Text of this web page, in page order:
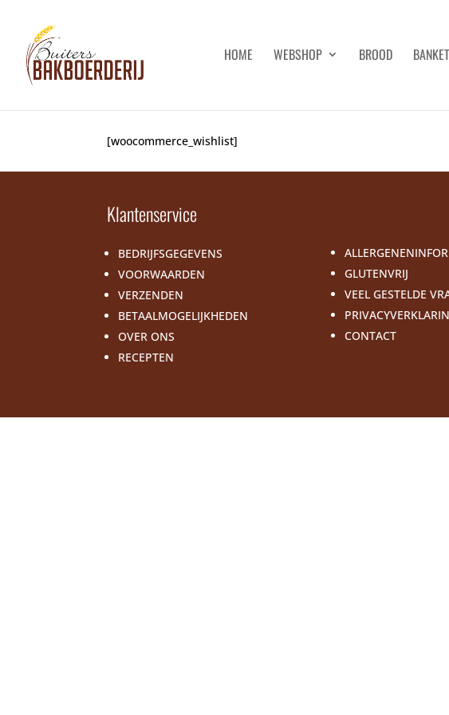
HOME WEBSHOP BROOD BANKET
[woocommerce_wishlist]
Klantenservice
BEDRIJFSGEGEVENS
VOORWAARDEN
VERZENDEN
BETAALMOGELIJKHEDEN
OVER ONS
RECEPTEN
GLUTENVRIJ
VEEL GESTELDE
CONTACT